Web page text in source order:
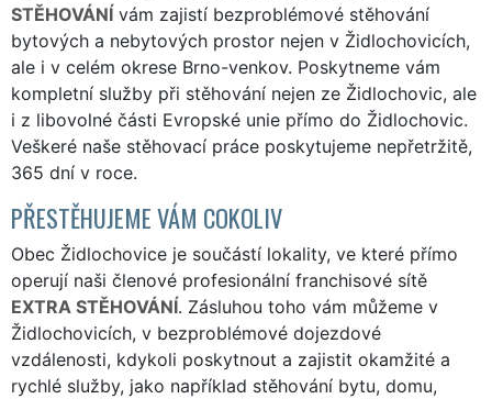
STĚHOVÁNÍ vám zajistí bezproblémové stěhování
bytových a nebytových prostor nejen v Židlochovicích,
ale i v celém okrese Brno-venkov. Poskytneme vám
kompletní služby při stěhování nejen ze Židlochovic, ale
i z libovolné části Evropské unie přímo do Židlochovic.
Veškeré naše stěhovací práce poskytujeme nepřetržitě,
365 dní v roce.
PŘESTĚHUJEME VÁM COKOLIV
Obec Židlochovice je součástí lokality, ve které přímo
operují naši členové profesionální franchisové sítě
EXTRA STĚHOVÁNÍ. Zásluhou toho vám můžeme v
Židlochovicích, v bezproblémové dojezdové
vzdálenosti, kdykoli poskytnout a zajistit okamžité a
rychlé služby, jako například stěhování bytu, domu,